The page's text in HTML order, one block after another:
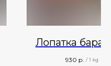
Лопатка
930 р. / 1 kg